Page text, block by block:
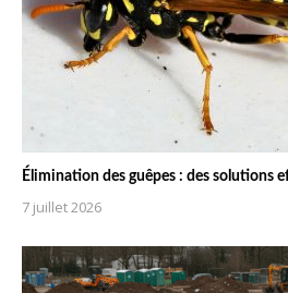
Élimination des guêpes : des solutions
7 juillet 2026